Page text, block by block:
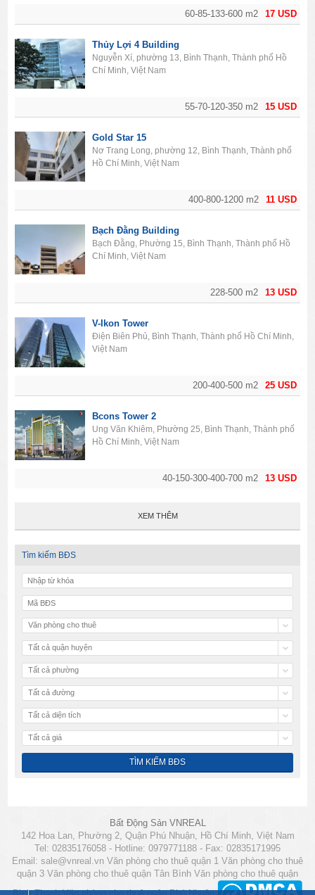
17 USD
60-85-133-600 m2
15 USD
55-70-120-350 m2
Thủy Lợi 4 Building
Nguyễn Xí, phường 13, Bình Thạnh, Thành phố Hồ
Chí Minh, Việt Nam
11 USD
400-800-1200 m2
Gold Star 15
Nơ Trang Long, phường 12, Bình Thạnh, Thành phố
Hồ Chí Minh, Việt Nam
13 USD
228-500 m2
Bạch Đằng Building
Bạch Đằng, Phường 15, Bình Thạnh, Thành phố Hồ
Chí Minh, Việt Nam
25 USD
200-400-500 m2
V-Ikon Tower
Điện Biên Phủ, Bình Thạnh, Thành phố Hồ Chí Minh,
Việt Nam
13 USD
40-150-300-400-700 m2
Bcons Tower 2
Ung Văn Khiêm, Phường 25, Bình Thạnh, Thành phố
Hồ Chí Minh, Việt Nam
XEM THÊM
Tìm kiếm BĐS
Văn phòng cho thuê
Tất cả quận huyện
Tất cả phường
Tất cả đường
Tất cả diện tích
Tất cả giá
Bất Động Sản VNREAL
142 Hoa Lan, Phường 2, Quận Phú Nhuận, Hồ Chí Minh, Việt Nam
Tel: 02835176058 - Hotline: 0979771188 - Fax: 02835171995
Email: sale@vnreal.vn Văn phòng cho thuê quận 1 Văn phòng cho thuê
quận 3 Văn phòng cho thuê quận Tân Bình Văn phòng cho thuê quận